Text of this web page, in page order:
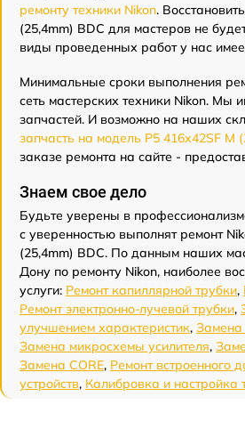
ремонту техники Nikon.
(25,4mm) BDC для мастеров не
виды проведенных работ у нас
Минимальные сроки выполнения
сеть мастерских техники Nikon. Мы
запчастей. И возможно на наших
запчасть на модель P5 416x42SF M
заказе ремонта на сайте -
Знаем свое дело
Будьте уверены в
с уверенностью выполнят ремонт
(25,4mm) BDC. По данным наших
Дону по ремонту Nikon, наиболее
услуги: Ремонт капиллярной трубки,
Ремонт электронно-лучевой трубки,
улучшением характеристик, Замена
Замена микросхемы усилителя,
Замена CORE, Ремонт встроенного
устройств, Калибровка и настройка